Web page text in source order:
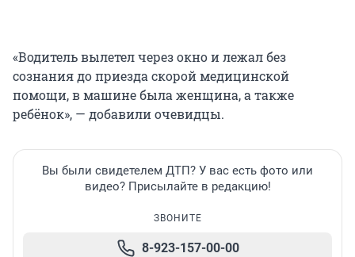
«Водитель вылетел через окно и лежал без
сознания до приезда скорой медицинской
помощи, в машине была женщина, а также
ребёнок», — добавили очевидцы.
Вы были свидетелем ДТП? У вас есть фото или
видео? Присылайте в редакцию!
ЗВОНИТЕ
8-923-157-00-00